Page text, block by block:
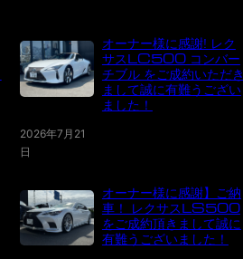
2026年7月21
日
オーナー様に感謝! レク
サスLC500 コンバー
チブル をご成約いただき
まして誠に有難うござい
ました！
オーナー様に感謝】ご納
車！ レクサスLS500
をご成約頂きまして誠に
有難うございました！